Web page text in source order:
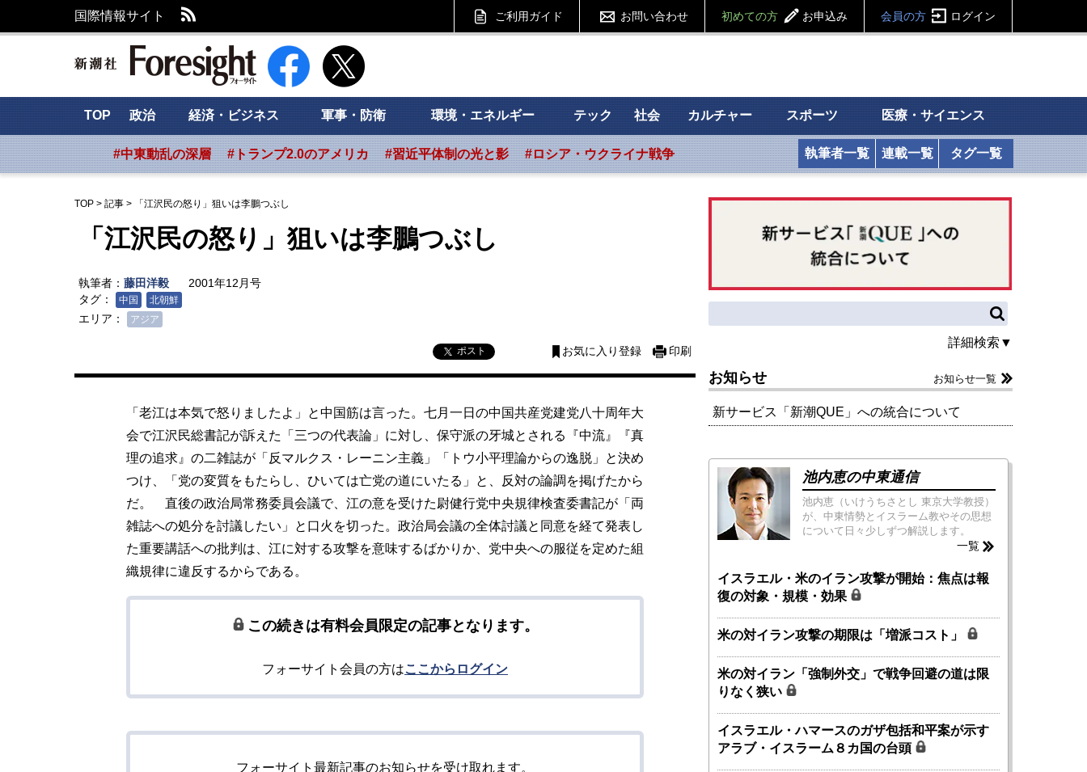
国際情報サイト ご利用ガイド お問い合わせ 初めての方 お申込み 会員の方 ログイン
新潮社 Foresight フォーサイト
TOP 政治 経済・ビジネス 軍事・防衛 環境・エネルギー テック 社会 カルチャー スポーツ 医療・サイエンス
#中東動乱の深層 #トランプ2.0のアメリカ #習近平体制の光と影 #ロシア・ウクライナ戦争 執筆者一覧 連載一覧 タグ一覧
TOP > 記事 > 「江沢民の怒り」狙いは李鵬つぶし
「江沢民の怒り」狙いは李鵬つぶし
執筆者： 藤田洋毅
2001年12月号
タグ：
中国 北朝鮮
エリア： アジア
ポスト お気に入り登録 印刷
「老江は本気で怒りましたよ」と中国筋は言った。七月一日の中国共産党建党八十周年大
会で江沢民総書記が訴えた「三つの代表論」に対し、保守派の牙城とされる『中流』『真
理の追求』の二雑誌が「反マルクス・レーニン主義」「トウ小平理論からの逸脱」と決め
つけ、「党の変質をもたらし、ひいては亡党の道にいたる」と、反対の論調を掲げたから
だ。 直後の政治局常務委員会議で、江の意を受けた尉健行党中央規律検査委書記が「両
雑誌への処分を討議したい」と口火を切った。政治局会議の全体討議と同意を経て発表し
た重要講話への批判は、江に対する攻撃を意味するばかりか、党中央への服従を定めた組
織規律に違反するからである。
この続きは有料会員限定の記事となります。
フォーサイト会員の方はここからログイン
フォーサイト最新記事のお知らせを受け取れます。
詳細検索▼
お知らせ お知らせ一覧
新サービス「新潮QUE」への統合について
池内恵の中東通信
池内恵（いけうちさとし 東京大学教授）
が、中東情勢とイスラーム教やその思想
について日々少しずつ解説します。
一覧
イスラエル・米のイラン攻撃が開始：焦点は報
復の対象・規模・効果
米の対イラン攻撃の期限は「増派コスト」
米の対イラン「強制外交」で戦争回避の道は限
りなく狭い
イスラエル・ハマースのガザ包括和平案が示す
アラブ・イスラーム８カ国の台頭